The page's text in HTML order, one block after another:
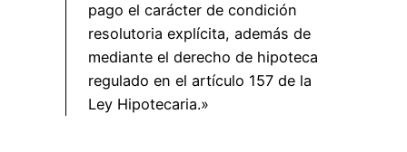
pago el carácter de condición
resolutoria explícita, además de
mediante el derecho de hipoteca
regulado en el artículo 157 de la
Ley Hipotecaria.»